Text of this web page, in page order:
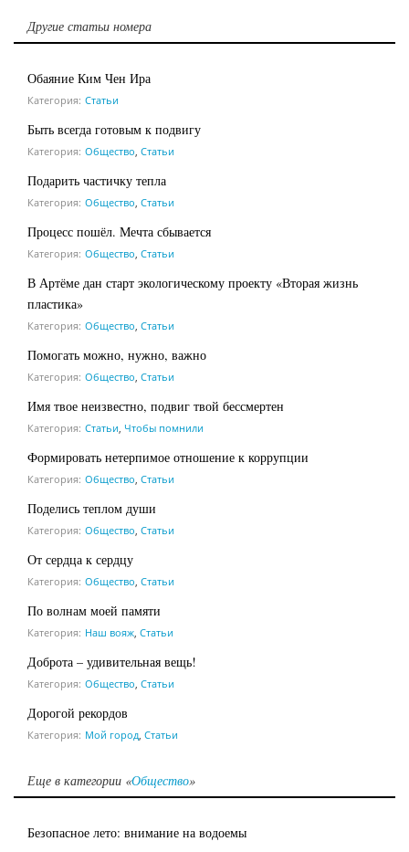
Другие статьи номера
Обаяние Ким Чен Ира
Категория: Статьи
Быть всегда готовым к подвигу
Категория: Общество Статьи
Подарить частичку тепла
Категория: Общество Статьи
Процесс пошёл. Мечта сбывается
Категория: Общество Статьи
В Артёме дан старт экологическому проекту «Вторая жизнь
пластика»
Категория: Общество Статьи
Помогать можно, нужно, важно
Категория: Общество Статьи
Имя твое неизвестно, подвиг твой бессмертен
Категория: Статьи Чтобы помнили
Формировать нетерпимое отношение к коррупции
Категория: Общество Статьи
Поделись теплом души
Категория: Общество Статьи
От сердца к сердцу
Категория: Общество Статьи
По волнам моей памяти
Категория: Наш вояж Статьи
Доброта – удивительная вещь!
Категория: Общество Статьи
Дорогой рекордов
Категория: Мой город Статьи
Еще в категории «Общество»
Безопасное лето: внимание на водоемы